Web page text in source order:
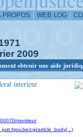
PROPOS WEB LOG
2009
obtenir une aide
interieur
moniteur
cgi/article_body(...)